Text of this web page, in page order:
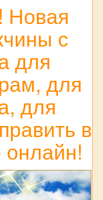
Новая
с
для
для
для
в
онлайн!